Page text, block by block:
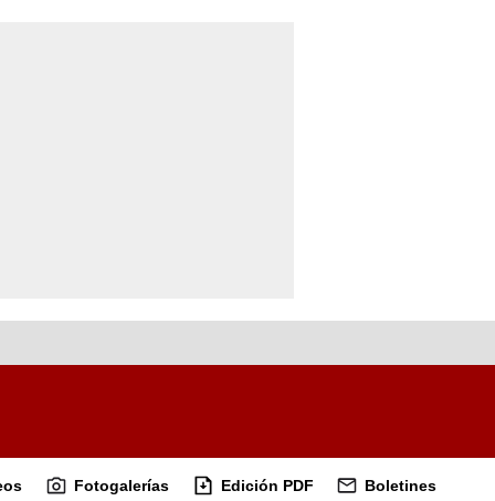
Fotogalerías Edición PDF Boletines